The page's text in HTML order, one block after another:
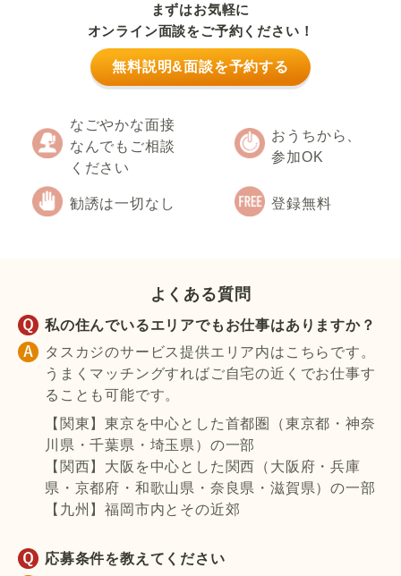
まずはお気軽に
オンライン面談をご予約ください！
無料説明&面談を予約する
なごやかな面接
なんでもご相談
ください
おうちから、
参加OK
勧誘は一切なし 登録無料
よくある質問
私の住んでいるエリアでもお仕事はありますか？
タスカジのサービス提供エリア内はこちらです。
うまくマッチングすればご自宅の近くでお仕事す
ることも可能です。
【関東】東京を中心とした首都圏（東京都・神奈
川県・千葉県・埼玉県）の一部
【関西】大阪を中心とした関西（大阪府・兵庫
県・京都府・和歌山県・奈良県・滋賀県）の一部
【九州】福岡市内とその近郊
応募条件を教えてください